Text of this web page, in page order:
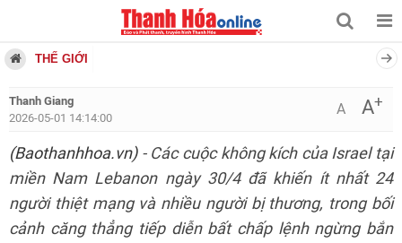
THẾ GIỚI
Thanh Giang
2026-05-01 14:14:00
A A+
(Baothanhhoa.vn)- Các cuộc không kích của Israel tại
miền Nam Lebanon ngày 30/4 đã khiến ít nhất 24
người thiệt mạng và nhiều người bị thương, trong bối
cảnh căng thẳng tiếp diễn bất chấp lệnh ngừng bắn